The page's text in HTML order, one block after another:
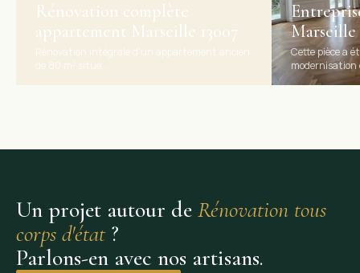
Rénovation complète
appartement Marseille 13007
Rénovation intégrale d’un appartement ancien
de 80 m² situé...
Marseille
Cette pièce a
modernisation
Un projet autour de Rénovation tous
corps d'état?
Parlons-en avec nos artisans.